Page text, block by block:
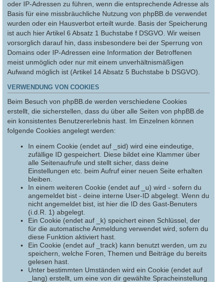
oder IP-Adressen zu führen, wenn die entsprechende Adresse als
Basis für eine missbräuchliche Nutzung von phpBB.de verwendet
wurden oder ein Hausverbot erteilt wurde. Basis der Speicherung
ist auch hier Artikel 6 Absatz 1 Buchstabe f DSGVO. Wir weisen
vorsorglich darauf hin, dass insbesondere bei der Sperrung von
Domains oder IP-Adressen eine Information der Betroffenen
meist unmöglich oder nur mit einem unverhältnismäßigen
Aufwand möglich ist (Artikel 14 Absatz 5 Buchstabe b DSGVO).
VERWENDUNG VON COOKIES
Beim Besuch von phpBB.de werden verschiedene Cookies
erstellt, die sicherstellen, dass du über alle Seiten von phpBB.de
ein konsistentes Benutzererlebnis hast. Im Einzelnen können
folgende Cookies angelegt werden:
In einem Cookie (endet auf _sid) wird eine eindeutige,
zufällige ID gespeichert. Diese bildet eine Klammer über
alle Seitenaufrufe und stellt sicher, dass deine
Einstellungen etc. beim Aufruf einer neuen Seite erhalten
bleiben.
In einem weiteren Cookie (endet auf _u) wird - sofern du
angemeldet bist - deine interne User-ID abgelegt. Wenn du
nicht angemeldet bist, ist hier die ID des Gast-Benuters
(i.d.R. 1) abgelegt.
Ein Cookie (endet auf _k) speichert einen Schlüssel, der
für die automatische Anmeldung verwendet wird, sofern du
diese Funktion aktiviert hast.
Ein Cookie (endet auf _track) kann benutzt werden, um zu
speichern, welche Foren, Themen und Beiträge du bereits
gelesen hast.
Unter bestimmten Umständen wird ein Cookie (endet auf
_lang) erstellt, um eine von dir gewählte Spracheinstellung